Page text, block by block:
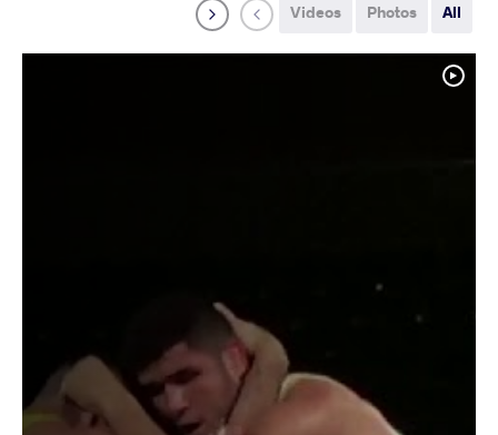
All
Photos
Videos